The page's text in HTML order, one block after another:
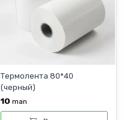
Термолента 80*40
(черный)
10 man